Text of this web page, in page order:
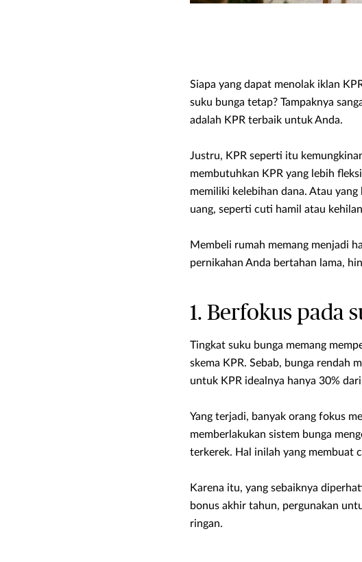
Siapa yang dapat menolak iklan
suku bunga tetap? Tampaknya
adalah KPR terbaik untuk Anda.
Justru, KPR seperti itu
membutuhkan KPR yang lebih
memiliki kelebihan dana. Atau
uang, seperti cuti hamil atau
Membeli rumah memang menjadi
pernikahan Anda bertahan lama,
1. Berfokus pada
Tingkat suku bunga memang
skema KPR. Sebab, bunga rendah
untuk KPR idealnya hanya 30%
Yang terjadi, banyak orang fokus
memberlakukan sistem bunga
terkerek. Hal inilah yang membuat
Karena itu, yang sebaiknya
bonus akhir tahun, pergunakan
ringan.